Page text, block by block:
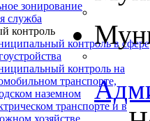
зонирование
служба
контроль
контроль в сфере
контроль на
транспорте,
наземном
транспорте и в